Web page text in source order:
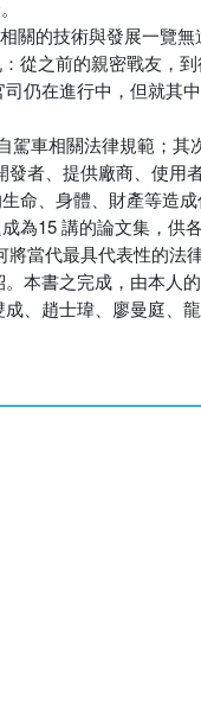
關的技術與發展一覽
從之前的親密戰友，
仍在進行中，但就其
駕車相關法律規範；其
者、提供廠商、使用
命、身體、財產等造成
15 講的論文集，供各
當代最具代表性的法
本書之完成，由本人
、趙士瑋、廖曼庭、